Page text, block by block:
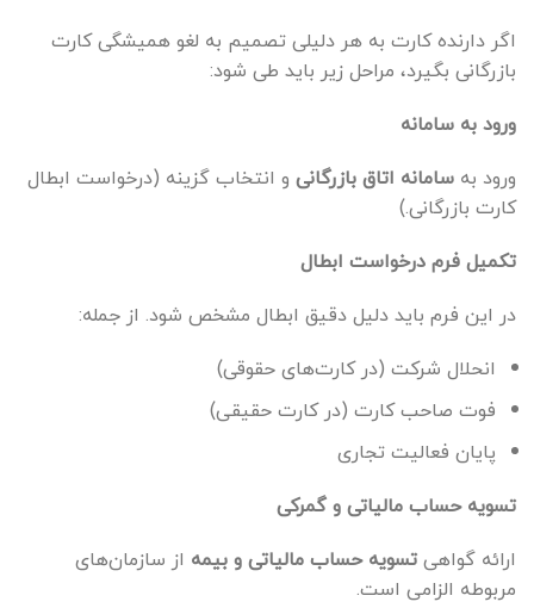
اگر دارنده کارت به هر دلیلی تصمیم به لغو همیشگی کارت
بازرگانی بگیرد، مراحل زیر باید طی شود:
ورود به سامانه
ورود به سامانه اتاق بازرگانی و انتخاب گزینه (درخواست ابطال
کارت بازرگانی.)
تکمیل فرم درخواست ابطال
در این فرم باید دلیل دقیق ابطال مشخص شود. از جمله:
انحلال شرکت (در کارت‌های حقوقی)
فوت صاحب کارت (در کارت حقیقی)
پایان فعالیت تجاری
تسویه حساب مالیاتی و گمرکی
ارائه گواهیتسویه حساب مالیاتی و بیمه از سازمان‌های
مربوطه الزامی است.